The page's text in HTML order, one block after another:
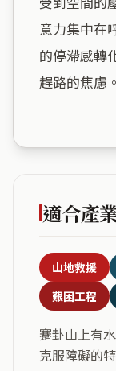
意力集中在
的停滯感轉
趕路的焦慮。
適合產
山地救援
艱困工程
蹇卦山上有
克服障礙的